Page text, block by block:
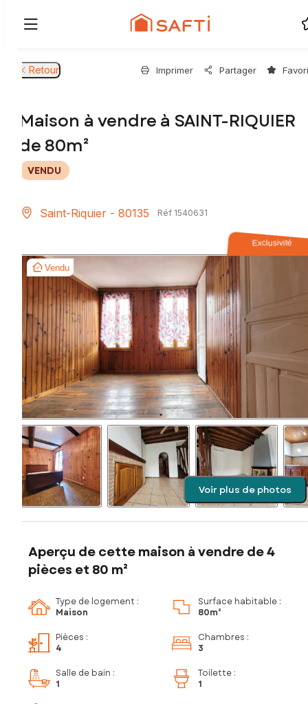
Retour Imprimer Partager
Maison à vendre à SAINT-RIQUIER
de 80m²
VENDU
Saint-Riquier - 80135 Réf 1540631
Exclusivité
Vendu
Voir plus de photos
Aperçu de cette maison à vendre de 4
pièces et 80 m²
Type de logement :
Maison
Surface habitable :
80m²
Pièces :
4
Chambres :
3
Salle de bain :
1
Toilette :
1